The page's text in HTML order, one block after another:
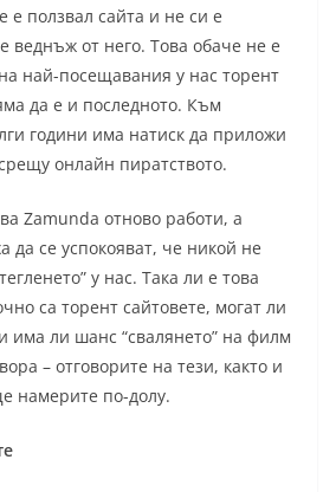
е ползвал сайта и не си е
веднъж от него. Това обаче не е
най-посещавания у нас торент
да е и последното. Към
години има натиск да приложи
онлайн пиратството.
Zamunda отново работи, а
да се успокояват, че никой не
у нас. Така ли е това
са торент сайтовете, могат ли
има ли шанс “свалянето” на филм
– отговорите на тези, както и
намерите по-долу.